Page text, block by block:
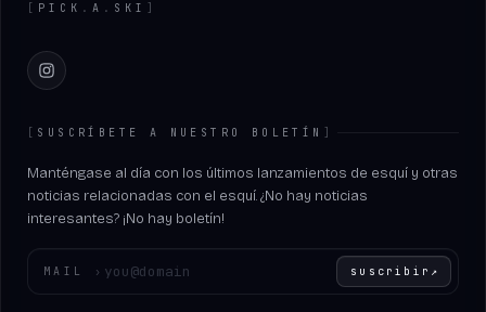
[ PICK . A . SKI ]
Instagram
[ SUSCRÍBETE A NUESTRO BOLETÍN ]
Manténgase al día con los últimos lanzamientos de esquí y otras
noticias relacionadas con el esquí. ¿No hay noticias
interesantes? ¡No hay boletín!
MAIL › suscribir ↗